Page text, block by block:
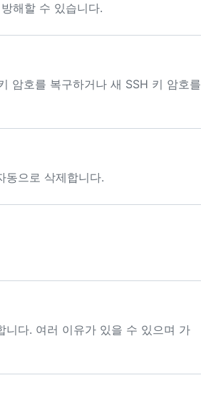
해할 수 있습니다.
암호를 복구하거나 새 SSH 키 암호를
동으로 삭제합니다.
니다. 여러 이유가 있을 수 있으며 가